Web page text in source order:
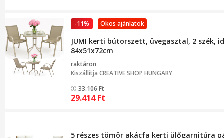
Okos ajánlatok
-11%
JUMI kerti bútorszett, üvegasztal, 2 szék,
84x51x72cm
raktáron
Kiszállítja CREATIVE SHOP HUNGARY
33.106Ft
29.414Ft
5 részes tömör akácfa kerti ülőgarnitúra